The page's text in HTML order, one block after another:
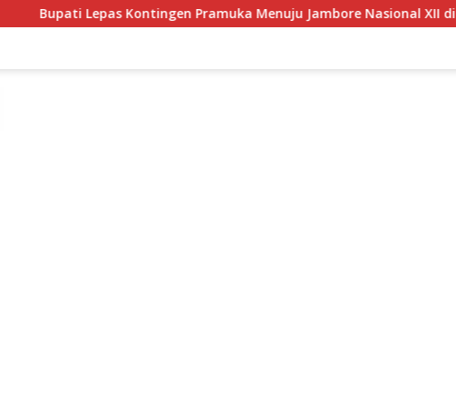
Kontingen Pramuka Menuju Jambore Nasional XII di Cibubur Tahun 2026